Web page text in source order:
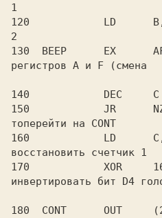
1
120            LD
2
130  BEEP      EX
регистров A и F (смена
140            DEC
150            JR
топерейти на CONT
160            LD
восстановить счетчик 1
170            XOR
инвертировать бит D4
180  CONT      OUT